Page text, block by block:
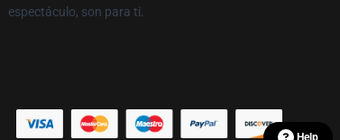
espectáculo, son para ti.
Help